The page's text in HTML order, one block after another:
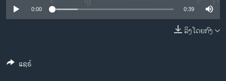
ຊີວິດຊາວລາວ
ທຸລະກິດ
0:00 0:39
ລິງໂດຍກົງ
ແຊຣ໌